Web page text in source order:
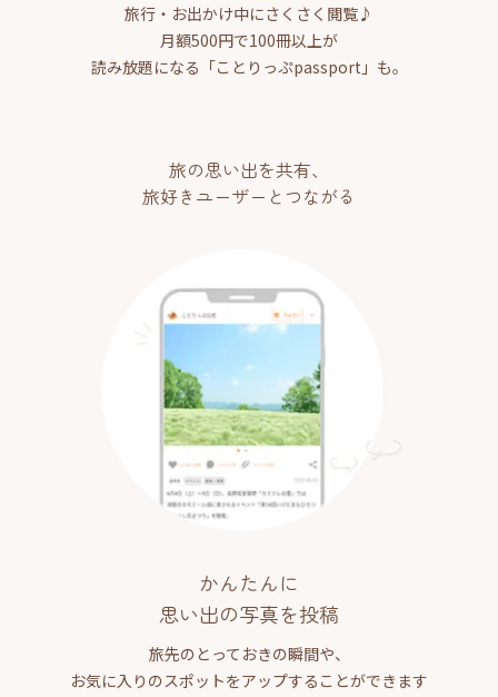
旅行・お出かけ中にさくさく閲覧♪
月額500円で100冊以上が
読み放題になる「ことりっぷpassport」も。
旅の思い出を共有、
旅好きユーザーとつながる
かんたんに
思い出の写真を投稿
旅先のとっておきの瞬間や、
お気に入りのスポットをアップすることができます